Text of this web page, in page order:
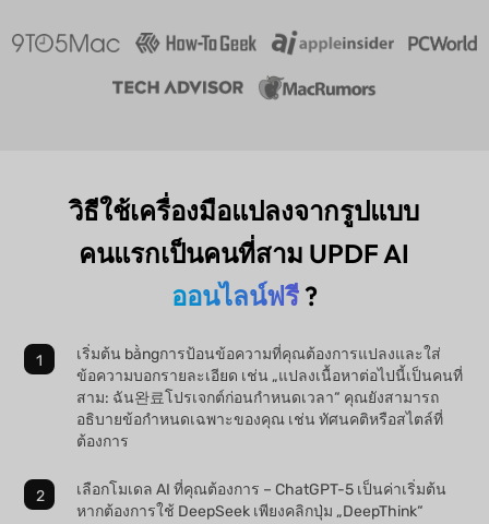
วิธีใช้เครื่องมือแปลงจากรูปแบบ
คนแรกเป็นคนที่สาม UPDF AI
ออนไลน์ฟรี?
เริ่มต้น bằngการป้อนข้อความที่คุณต้องการแปลงและใส่
ข้อความบอกรายละเอียด เช่น „แปลงเนื้อหาต่อไปนี้เป็นคนที่
สาม: ฉัน완료โปรเจกต์ก่อนกำหนดเวลา“ คุณยังสามารถ
อธิบายข้อกำหนดเฉพาะของคุณ เช่น ทัศนคติหรือสไตล์ที่
ต้องการ
เลือกโมเดล AI ที่คุณต้องการ – ChatGPT-5 เป็นค่าเริ่มต้น
หากต้องการใช้ DeepSeek เพียงคลิกปุ่ม „DeepThink“